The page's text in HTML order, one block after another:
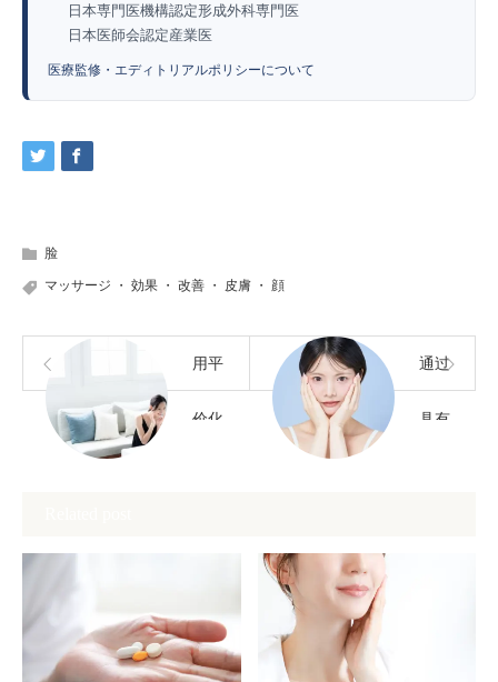
日本専門医機構認定形成外科専門医
日本医師会認定産業医
医療監修・エディトリアルポリシーについて
脸
マッサージ ・ 効果 ・ 改善 ・ 皮膚 ・ 顔
用平
价化
的第
通过
具有